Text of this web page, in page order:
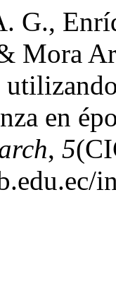
G.,
Mora
en
, 5